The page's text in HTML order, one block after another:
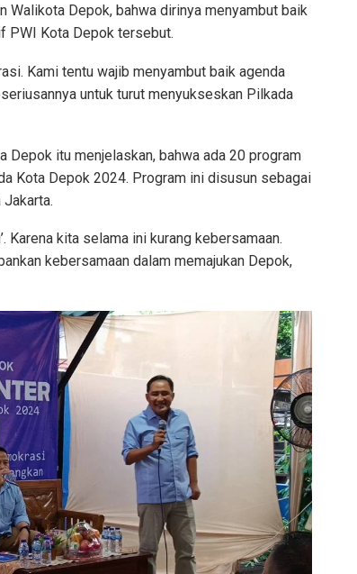
Walikota Depok, bahwa dirinya menyambut baik
PWI Kota Depok tersebut.
Kami tentu wajib menyambut baik agenda
untuk turut menyukseskan Pilkada
Depok itu menjelaskan, bahwa ada 20 program
Kota Depok 2024. Program ini disusun sebagai
Karena kita selama ini kurang kebersamaan.
kebersamaan dalam memajukan Depok,